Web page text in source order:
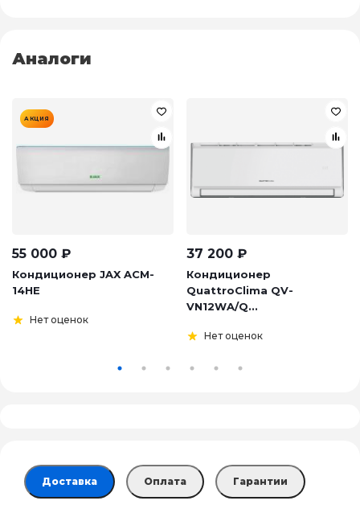
Аналоги
АКЦИЯ
55 000 ₽
Кондиционер JAX ACM-
14HE
Нет оценок
37 200 ₽
Кондиционер
QuattroClima QV-
VN12WA/Q...
Нет оценок
Доставка Оплата Гарантии